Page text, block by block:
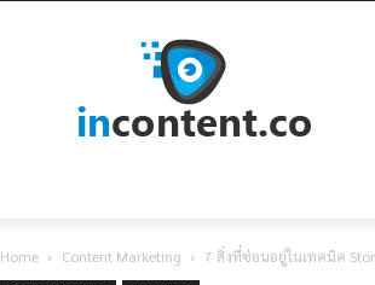
Home Content Marketing 7 สิ่งที่ซ่อนอยู่ในเทคนิค